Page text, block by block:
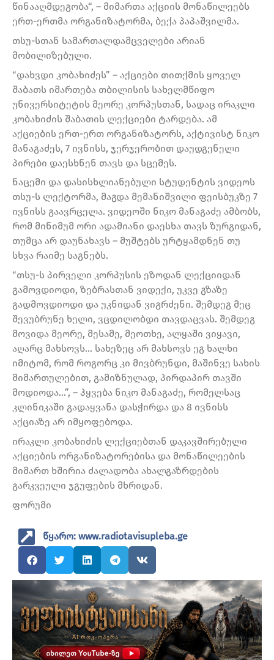
წინააღმდეგობა“, – მიმართა აქციის მონაწილეებს
ერთ-ერთმა ორგანიზატორმა, ბექა პაპაშვილმა.
თსუ-სთან სამართალდამცველები არიან
მობილიზებული.
“დახვდი კობახიძეს” – აქციები თითქმის ყოველ
შაბათს იმართება თბილისის სახელმწიფო
უნივერსიტეტის მეორე კორპუსთან, სადაც ირაკლი
კობახიძის შაბათის ლექციები ტარდება. ამ
აქციების ერთ-ერთ ორგანიზატორს, აქტივისტ ნიკო
მანაგაძეს, 7 ივნისს, ჯერჯერობით დაუდგენელი
პირები დაესხნენ თავს და სცემეს.
ნაცემი და დასისხლიანებული სტუდენტის ვიდეოს
თსუ-ს ლექტორმა, მაგდა მემანიშვილი ფეისბუკზე 7
ივნისს გაავრცელა. ვიდეოში ნიკო მანაგაძე ამბობს,
რომ მინიმუმ ორი ადამიანი დაესხა თავს ზურგიდან,
თუმცა არ დაუნახავს – მუშტებს ურტყამდნენ თუ
სხვა რაიმე საგნებს.
“თსუ-ს პირველი კორპუსის ეზოდან ლექციიდან
გამოვდიოდი, ზებრასთან ვიდექი, უკვე გზაზე
გადმოვდიოდი და უკნიდან ვიგრძენი. შემდეგ მეც
შევუბრუნე ხელი, ვცდილობდი თავდაცვას. შემდეგ
მოვიდა მეორე, მესამე, მეოთხე, ალყაში ვიყავი,
აღარც მახსოვს… სახეზეც არ მახსოვს ეგ ხალხი
იმიტომ, რომ როგორც კი მივბრუნდი, მაშინვე სახის
მიმართულებით, გამიზნულად, პირდაპირ თავში
მოდიოდა…”, – ჰყვება ნიკო მანაგაძე, რომელსაც
კლინიკაში გადაყვანა დასჭირდა და 8 ივნისს
აქციაზე არ იმყოფებოდა.
ირაკლი კობახიძის ლექციებთან დაკავშირებული
აქციების ორგანიზატორებისა და მონაწილეების
მიმართ ხშირია ძალადობა ახალგაზრდების
გარკვეული ჯგუფების მხრიდან.
ფორუმი
წყარო: www.radiotavisupleba.ge